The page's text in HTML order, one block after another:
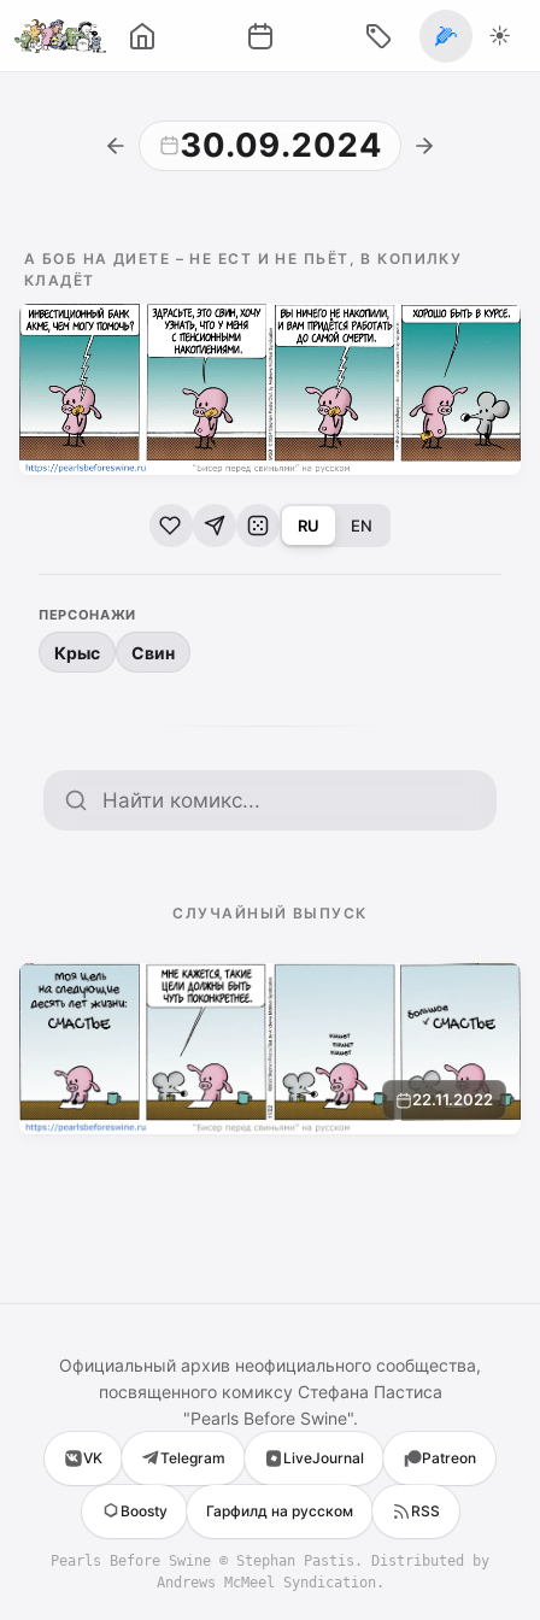
🌽 ☀️
30.09.2024
А БОБ НА ДИЕТЕ – НЕ ЕСТ И НЕ ПЬЁТ, В КОПИЛКУ
КЛАДЁТ
RU EN
ПЕРСОНАЖИ
Крыс Свин
Поиск по архиву
СЛУЧАЙНЫЙ ВЫПУСК
22.11.2022
Официальный архив неофициального сообщества,
посвященного комиксу Стефана Пастиса
"Pearls Before Swine".
VK Telegram LiveJournal Patreon
Boosty Гарфилд на русском RSS
Pearls Before Swine © Stephan Pastis . Distributed by
Andrews McMeel Syndication.